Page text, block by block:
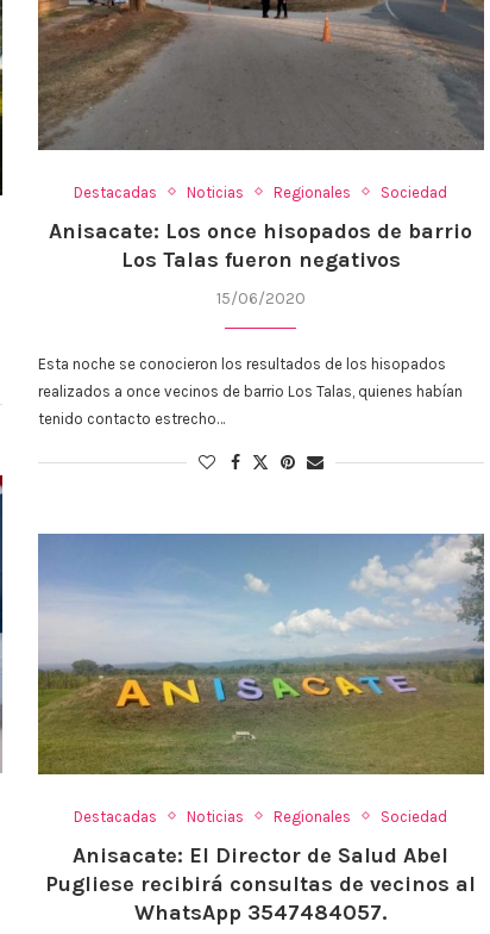
Destacadas Noticias Regionales Sociedad
Anisacate: Los once hisopados de barrio
Los Talas fueron negativos
15/06/2020
Esta noche se conocieron los resultados de los hisopados
realizados a once vecinos de barrio Los Talas, quienes habían
tenido contacto estrecho…
Destacadas Noticias Regionales Sociedad
Anisacate: El Director de Salud Abel
Pugliese recibirá consultas de vecinos al
WhatsApp 3547484057.